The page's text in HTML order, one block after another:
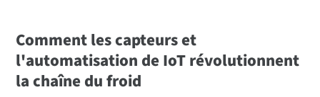
Comment les capteurs et
l'automatisation de IoT révolutionnent
la chaîne du froid